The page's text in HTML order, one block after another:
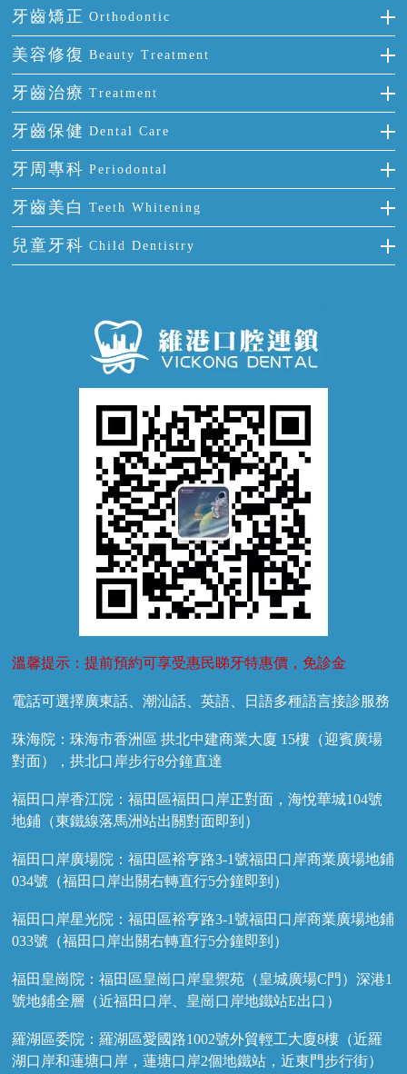
種牙
單顆牙缺失
門牙缺失
多顆牙缺失
半口缺失
全口缺失
牙齒矯正 Orthodontic
隱形箍牙
前牙反頜
牙齒擁擠
牙齒前突
牙齒稀疏
美容修復 Beauty Treatment
全瓷牙
烤瓷牙
氟斑牙
四環素牙
活動假牙
牙貼面
牙齒治療 Treatment
補牙
智齒
根管治療
拔牙
牙痛
牙齒保健 Dental Care
正確刷牙
全國愛牙日
預防牙病
牙科通識
牙周專科 Periodontal
牙周炎
牙齦出血
牙齦炎
牙齦萎縮
牙齒美白 Teeth Whitening
冷光美白
兒童牙科 Child Dentistry
溫馨提示：提前預約可享受惠民睇牙特惠價，免診金
電話可選擇廣東話、潮汕話、英語、日語多種語言接診服務
珠海院：珠海市香洲區 拱北中建商業大廈 15樓（迎賓廣場
對面），拱北口岸步行8分鐘直達
福田口岸香江院：福田區福田口岸正對面，海悅華城104號
地鋪（東鐵線落馬洲站出關對面即到）
福田口岸廣場院：福田區裕亨路3-1號福田口岸商業廣場地鋪
034號（福田口岸出關右轉直行5分鐘即到）
福田口岸星光院：福田區裕亨路3-1號福田口岸商業廣場地鋪
033號（福田口岸出關右轉直行5分鐘即到）
福田皇崗院：福田區皇崗口岸皇禦苑（皇城廣場C門）深港1
號地鋪全層（近福田口岸、皇崗口岸地鐵站E出口）
羅湖區委院：羅湖區愛國路1002號外貿輕工大廈8樓（近羅
湖口岸和蓮塘口岸，蓮塘口岸2個地鐵站，近東門步行街）